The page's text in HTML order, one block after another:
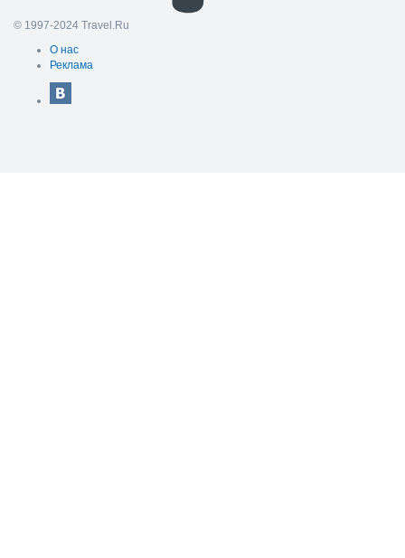
© 1997-2024 Travel.Ru
О нас
Реклама